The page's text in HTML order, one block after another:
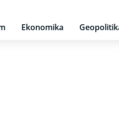
Ekonomika